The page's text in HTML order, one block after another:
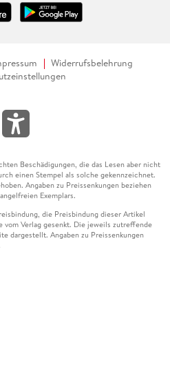
Widerrufsbelehrung
Beschädigungen, die das Lesen aber nicht
einen Stempel als solche gekennzeichnet.
Angaben zu Preissenkungen beziehen
Exemplars.
die Preisbindung dieser Artikel
vom Verlag gesenkt. Die jeweils zutreffende
dargestellt. Angaben zu Preissenkungen